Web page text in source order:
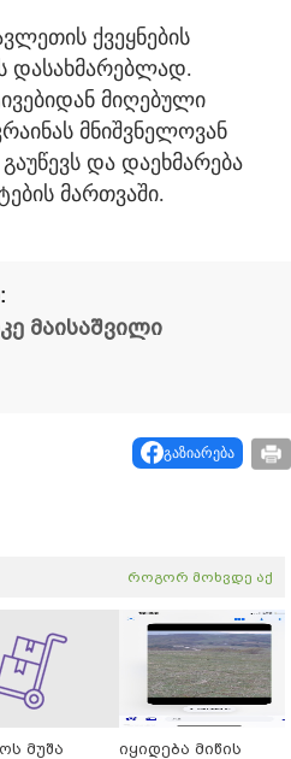
ქვეყნების
დასახმარებლად.
მიღებული
მნიშვნელოვან
და დაეხმარება
მართვაში.
მაისაშვილი
გაზიარება
როგორ მოხვდე აქ
მუშა
იყიდება მიწის